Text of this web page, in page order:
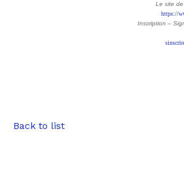
Le site
https://
Inscription –
Back to list